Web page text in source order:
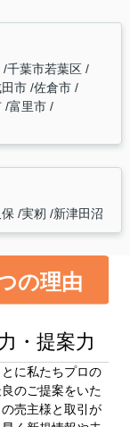
千葉市若葉区
市 佐倉市
富里市
実籾 新津田沼
の理由
・提案⼒
に私たちプロの
のご提案をいた
売主様と取引が